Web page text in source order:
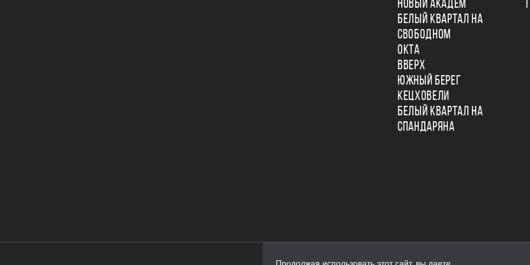
НОВЫЙ АКАДЕМ
БЕЛЫЙ КВАРТАЛ НА
СВОБОДНОМ
ОКТА
ВВЕРХ
ЮЖНЫЙ БЕРЕГ
КЕЦХОВЕЛИ
БЕЛЫЙ КВАРТАЛ НА
СПАНДАРЯНА